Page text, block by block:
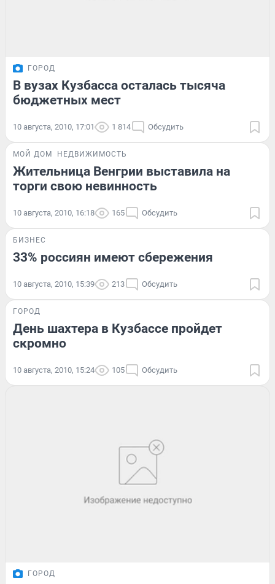
ГОРОД
В вузах Кузбасса осталась тысяча
бюджетных мест
10 августа, 2010, 17:01 1 814 Обсудить
МОЙ ДОМ НЕДВИЖИМОСТЬ
Жительница Венгрии выставила на
торги свою невинность
10 августа, 2010, 16:18 165 Обсудить
БИЗНЕС
33% россиян имеют сбережения
10 августа, 2010, 15:39 213 Обсудить
ГОРОД
День шахтера в Кузбассе пройдет
скромно
10 августа, 2010, 15:24 105 Обсудить
ГОРОД